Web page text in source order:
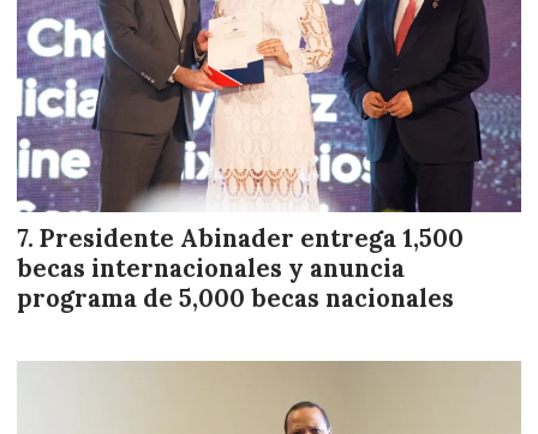
Presidente Abinader entrega 1,500
becas internacionales y anuncia
programa de 5,000 becas nacionales